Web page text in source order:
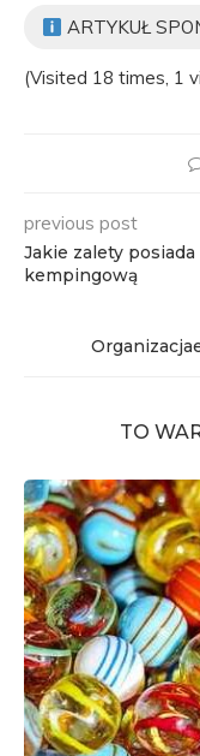
ARTYKUŁ
(Visited 18 times, 1
previous post
Jakie zalety
kempingową
TO